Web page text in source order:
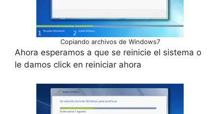
Copiando archivos de Windows7
Ahora esperamos a que se reinicie el sistema o
le damos click en reiniciar ahora